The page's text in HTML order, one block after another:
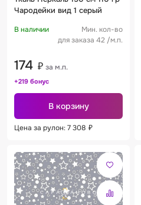
Чародейки вид 1 серый
В наличии
Мин. кол-во
для заказа 42 /м.п.
174 ₽ за м.п.
+219 бонус
В корзину
Цена за рулон: 7 308 ₽